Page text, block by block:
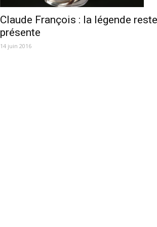
Claude François : la légende reste
présente
14 juin 2016